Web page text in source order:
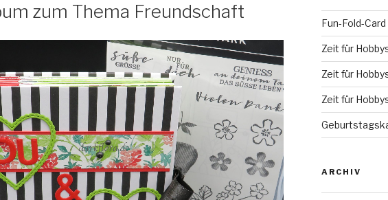
zum Thema Freundschaft
Fun-Fold-
Zeit für
Zeit für
Zeit für
ARCHIV